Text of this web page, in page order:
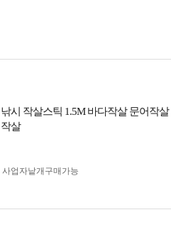
낚시 작살스틱 1.5M 바다작살 문어작
작살
사업자 낱개구매가능